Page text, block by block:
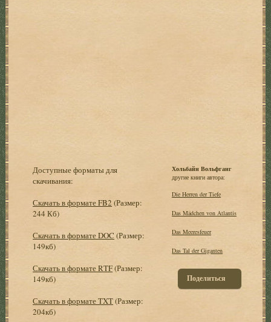
Доступные форматы для
скачивания:
Скачать в формате FB2 (Размер:
244 Кб)
Скачать в формате DOC (Размер:
149кб)
Скачать в формате RTF(Размер:
149кб)
Скачать в формате TXT(Размер:
204кб)
Хольбайн Вольфганг
другие книги автора:
Die Herren der Tiefe
Das Mädchen von Atlantis
Das Meeresfeuer
Das Tal der Giganten
Поделиться